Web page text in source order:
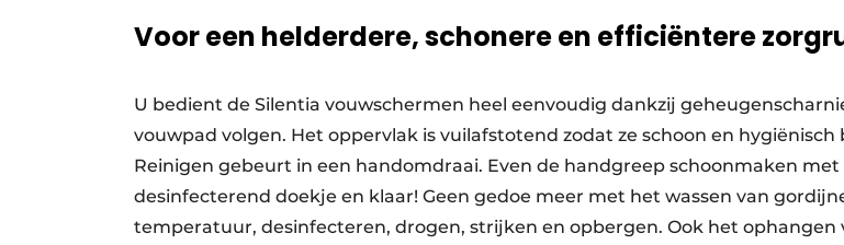
Voor een helderdere, schonere en efficiëntere
U bedient de Silentia vouwschermen heel eenvoudig dankzij
vouwpad volgen. Het oppervlak is vuilafstotend zodat ze schoon en hygiënisch
Reinigen gebeurt in een handomdraai. Even de handgreep schoonmaken met
desinfecterend doekje en klaar! Geen gedoe meer met het wassen van
temperatuur, desinfecteren, drogen, strijken en opbergen. Ook het ophangen